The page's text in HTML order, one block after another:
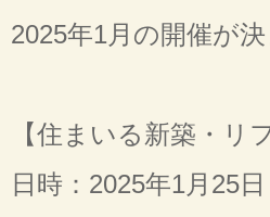
2025年1月の開催が
【住まいる新築・リ
日時：2025年1月25